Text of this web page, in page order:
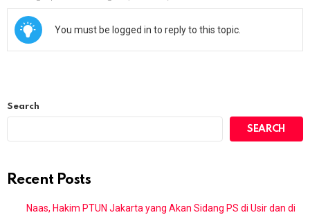
You must be logged in to reply to this topic.
Search
SEARCH
Recent Posts
Naas, Hakim PTUN Jakarta yang Akan Sidang PS di Usir dan di